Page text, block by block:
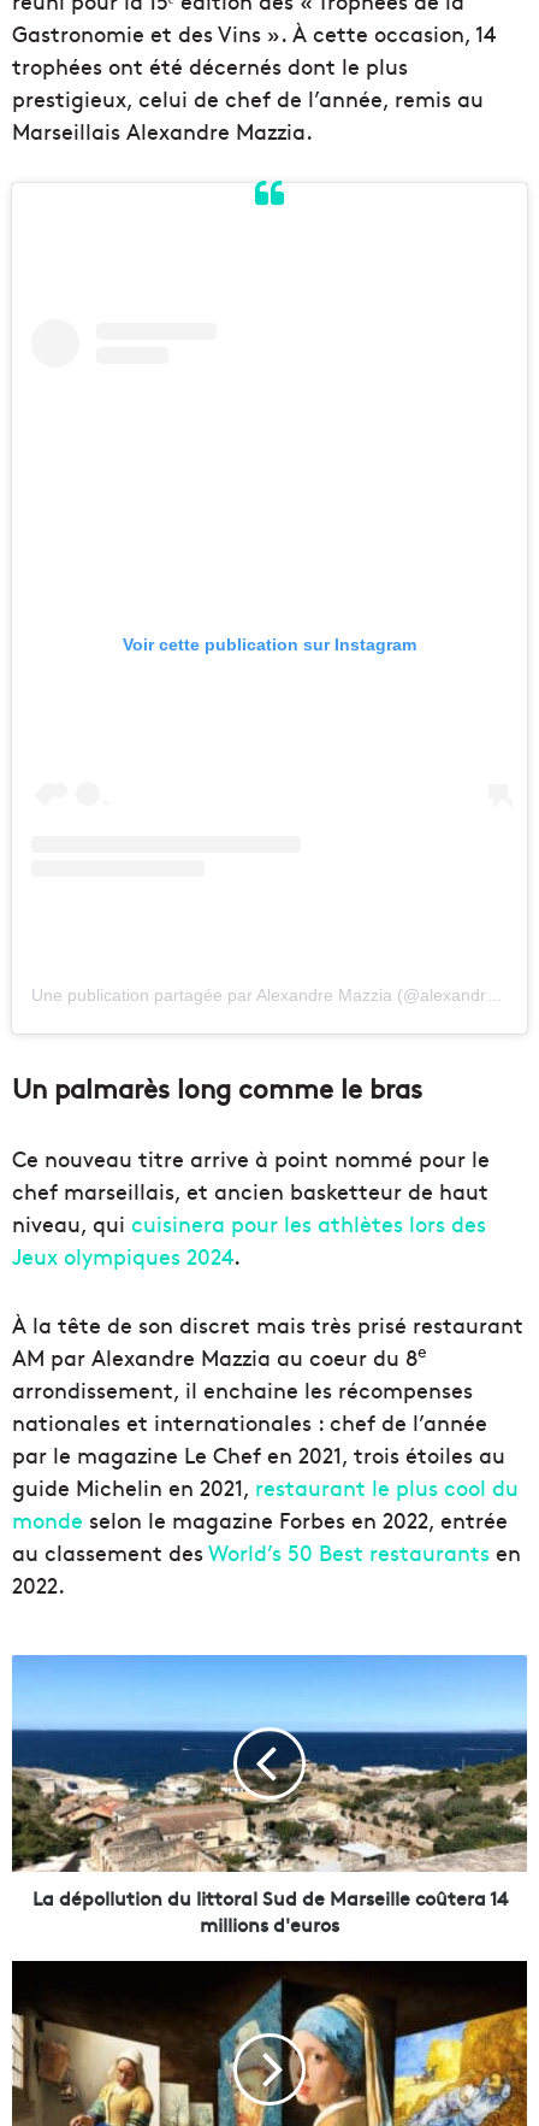
Gastronomie et des Vins ». À cette occasion, 14
trophées ont été décernés dont le plus
prestigieux, celui de chef de l’année, remis au
Marseillais Alexandre Mazzia.
Voir cette publication sur Instagram
Un palmarès long comme le bras
Ce nouveau titre arrive à point nommé pour le
chef marseillais, et ancien basketteur de haut
niveau, qui cuisinera pour les athlètes lors des
Jeux olympiques 2024.
À la tête de son discret mais très prisé restaurant
AM par Alexandre Mazzia au coeur du 8e
arrondissement, il enchaine les récompenses
nationales et internationales : chef de l’année
par le magazine Le Chef en 2021, trois étoiles au
guide Michelin en 2021, restaurant le plus cool du
monde selon le magazine Forbes en 2022, entrée
au classement desWorld’s 50 Best restaurants en
2022.
p
o
l
l
u
u
l
i
t
La dépollution du littoral Sud de Marseille coûtera 14
millions d'euros
s
C
a